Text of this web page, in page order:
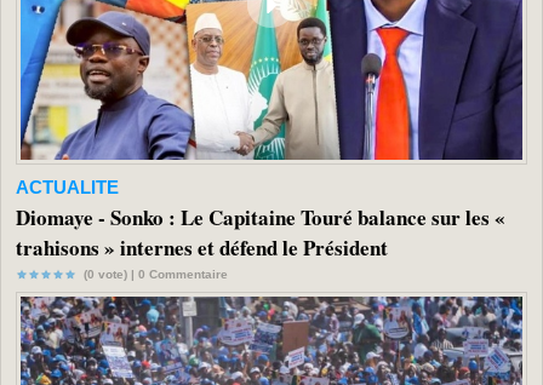
ACTUALITE
Diomaye - Sonko : Le Capitaine Touré balance sur les «
trahisons » internes et défend le Président
(0 vote) | 0 Commentaire